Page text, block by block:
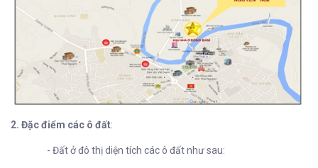
2. Đặc điểm các ô đất:
- Đất ở đô thị diện tích các ô đất như sau: